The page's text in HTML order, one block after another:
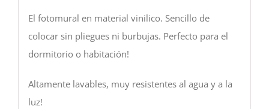
El fotomural en material vinilico. Sencillo de
colocar sin pliegues ni burbujas. Perfecto para el
dormitorio o habitación!
Altamente lavables, muy resistentes al agua y a la
luz!